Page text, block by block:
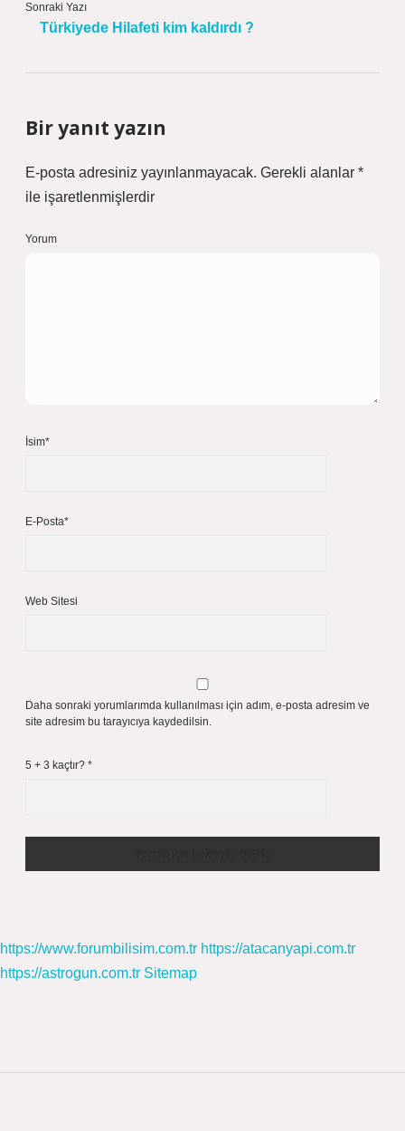
Sonraki Yazı
Türkiyede Hilafeti kim kaldırdı ?
Bir yanıt yazın
E-posta adresiniz yayınlanmayacak. Gerekli alanlar *
ile işaretlenmişlerdir
Yorum
İsim*
E-Posta*
Web Sitesi
Daha sonraki yorumlarımda kullanılması için adım, e-posta adresim ve
site adresim bu tarayıcıya kaydedilsin.
5 + 3 kaçtır? *
https://www.forumbilisim.com.tr https://atacanyapi.com.tr
https://astrogun.com.tr Sitemap